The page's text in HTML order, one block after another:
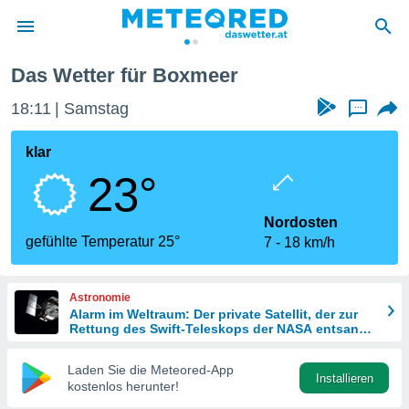
wurde
dass
sind.
diese
Das Wetter für Boxmeer
18:11 Samstag ...
klar
23°
gefühlte Temperatur 25°
Nordosten
7
18 km/h
Astronomie
Alarm im Weltraum: Der private Satellit, der zur
Rettung des Swift-Teleskops der NASA entsandt
Laden Sie die Meteored-App
kostenlos herunter!
Installieren